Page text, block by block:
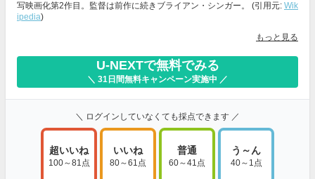
写映画化第2作目。監督は前作に続きブライアン・シンガー。 (引用元: Wik
ipedia)
もっと見る
U-NEXTで無料でみる
＼ 31日間無料キャンペーン実施中 ／
＼ ログインしていなくても採点できます ／
超いいね
100～81点
いいね
80～61点
普通
60～41点
う～ん
40～1点